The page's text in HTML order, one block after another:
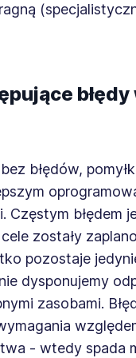
błędy
błędów,
Częstym błędem
zostały
pozostaje
dysponujemy
zasobami.
- wtedy spada